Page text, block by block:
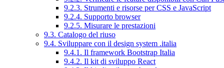
9.2.3. Strumenti e risorse per CSS e JavaScript
9.2.4. Supporto browser
9.2.5. Misurare le prestazioni
9.3. Catalogo del riuso
9.4. Sviluppare con il design system .italia
9.4.1. Il framework Bootstrap Italia
9.4.2. Il kit di sviluppo React